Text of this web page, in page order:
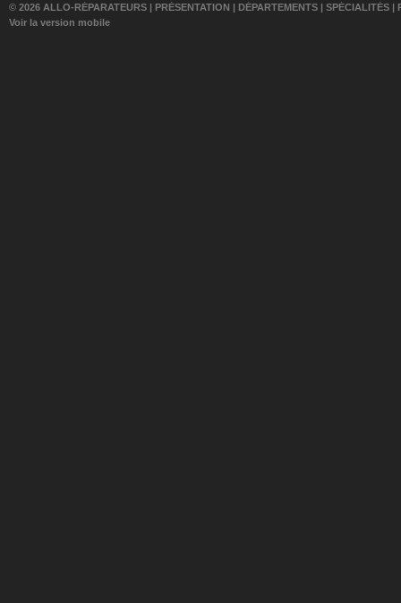
© 2026 ALLO-RÉPARATEURS | PRÉSENTATION | DÉPARTEMENTS | SPÉCIALITÉS |
Voir la version mobile